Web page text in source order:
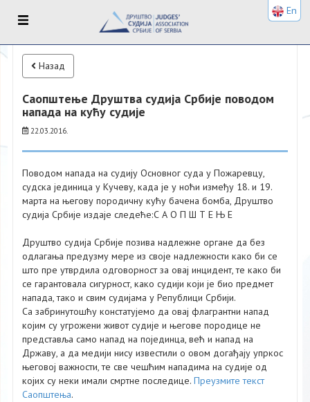
Назад
Саопштење Друштва судија Србије поводом
напада на кућу судије
22.03.2016.
Поводом напада на судију Основног суда у Пожаревцу,
судска јединица у Кучеву, када је у ноћи између 18. и 19.
марта на његову породичну кућу бачена бомба, Друштво
судија Србије издаје следеће:С А О П Ш Т Е Њ Е
Друштво судија Србије позива надлежне органе да без
одлагања предузму мере из своје надлежности како би се
што пре утврдила одговорност за овај инцидент, те како би
се гарантовала сигурност, како судији који је био предмет
напада, тако и свим судијама у Републици Србији.
Са забринутошћу констатујемо да овај флагрантни напад
којим су угрожени живот судије и његове породице не
представља само напад на појединца, већ и напад на
Државу, a да медији нису известили о овом догађају упркос
његовој важности, те све чешћим нападима на судије од
којих су неки имали смртне последице. Преузмите текст
Саопштења.
En